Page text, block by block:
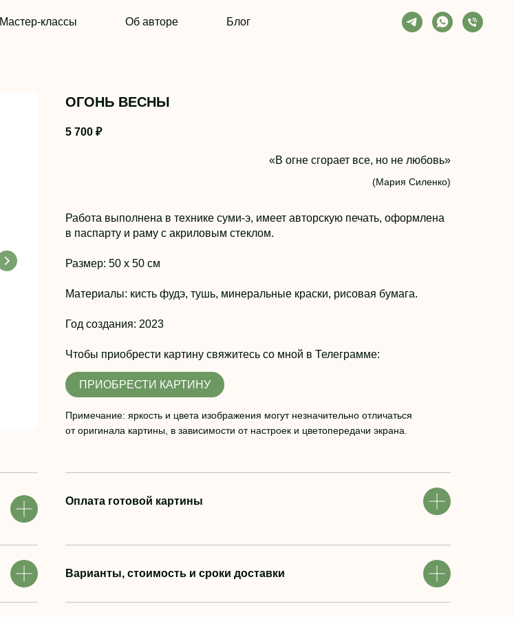
Мастер-классы Об авторе Блог
ОГОНЬ ВЕСНЫ
5 700 ₽
«В огне сгорает все, но не любовь»
(Мария Силенко)
Работа выполнена в технике суми-э, имеет авторскую печать, оформлена
в паспарту и раму с акриловым стеклом.
Размер: 50 x 50 см
Материалы: кисть фудэ, тушь, минеральные краски, рисовая бумага.
Год создания: 2023
Чтобы приобрести картину свяжитесь со мной в Телеграмме:
ПРИОБРЕСТИ КАРТИНУ
Примечание: яркость и цвета изображения могут незначительно отличаться
от оригинала картины, в зависимости от настроек и цветопередачи экрана.
Оплата готовой картины
Варианты, стоимость и сроки доставки